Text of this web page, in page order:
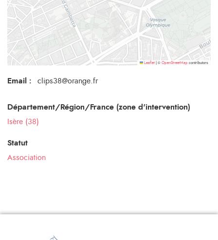
Leaflet © OpenStreetMap contributors
Email : clips38@orange.fr
Département/Région/France (zone d'intervention)
Isère (38)
Statut
Association